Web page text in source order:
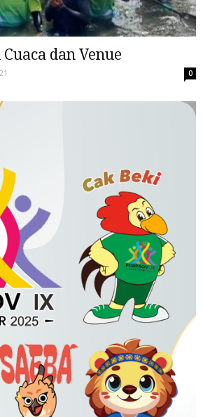
dan Venue
0